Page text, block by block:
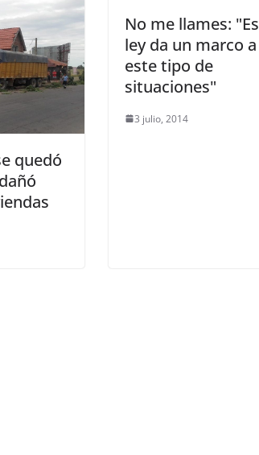
quedó
No me llames:
ley da un marco a
este tipo de
situaciones"
3 julio, 2014